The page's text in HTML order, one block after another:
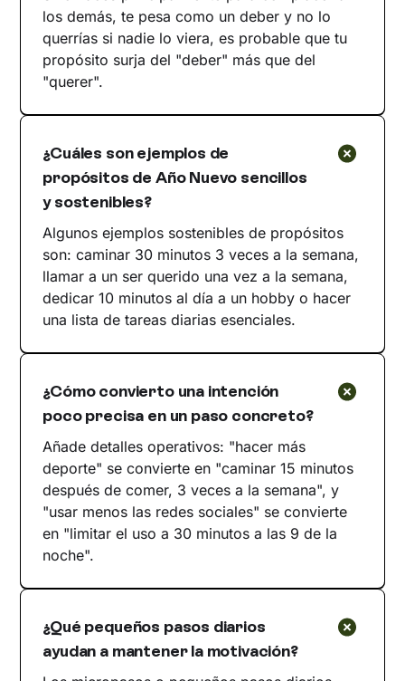
los demás, te pesa como un deber y no lo
querrías si nadie lo viera, es probable que tu
propósito surja del "deber" más que del
"querer".
¿Cuáles son ejemplos de
propósitos de Año Nuevo sencillos
y sostenibles?
Algunos ejemplos sostenibles de propósitos
son: caminar 30 minutos 3 veces a la semana,
llamar a un ser querido una vez a la semana,
dedicar 10 minutos al día a un hobby o hacer
una lista de tareas diarias esenciales.
¿Cómo convierto una intención
poco precisa en un paso concreto?
Añade detalles operativos: "hacer más
deporte" se convierte en "caminar 15 minutos
después de comer, 3 veces a la semana", y
"usar menos las redes sociales" se convierte
en "limitar el uso a 30 minutos a las 9 de la
noche".
¿Qué pequeños pasos diarios
ayudan a mantener la motivación?